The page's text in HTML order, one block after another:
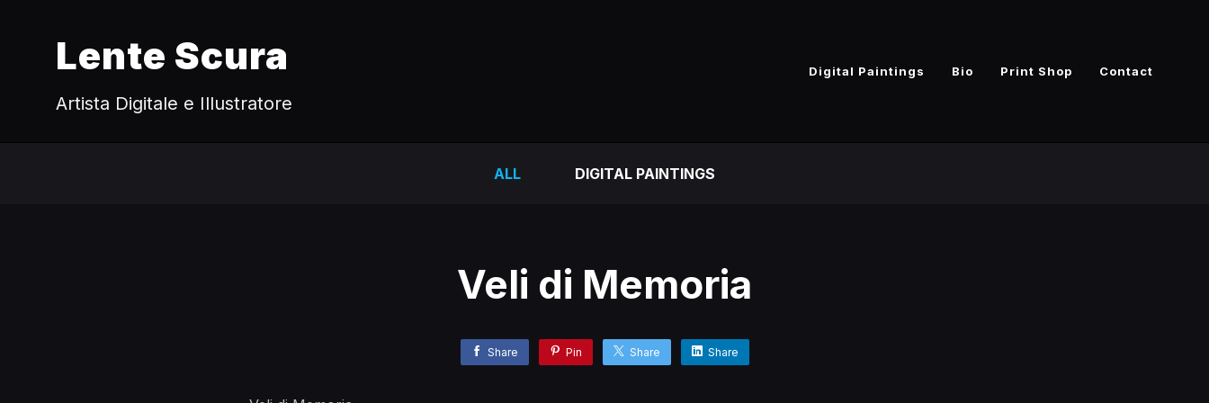
Lente Scura
Artista Digitale e Illustratore
Digital Paintings Bio Print Shop Contact
ALL DIGITAL PAINTINGS
Veli di Memoria
Share Pin Share Share